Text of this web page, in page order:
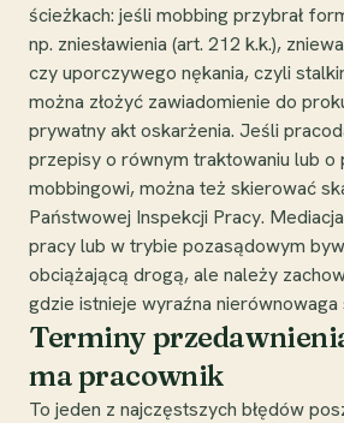
ścieżkach: jeśli mobbing przybrał
np. zniesławienia (art. 212 k.k.),
czy uporczywego nękania, czyli
można złożyć zawiadomienie do
prywatny akt oskarżenia. Jeśli
przepisy o równym traktowaniu lub o
mobbingowi, można też skierować
Państwowej Inspekcji Pracy.
pracy lub w trybie pozasądowym
obciążającą drogą, ale należy
gdzie istnieje wyraźna nierównowaga
Terminy
ma pracownik
To jeden z najczęstszych błędów